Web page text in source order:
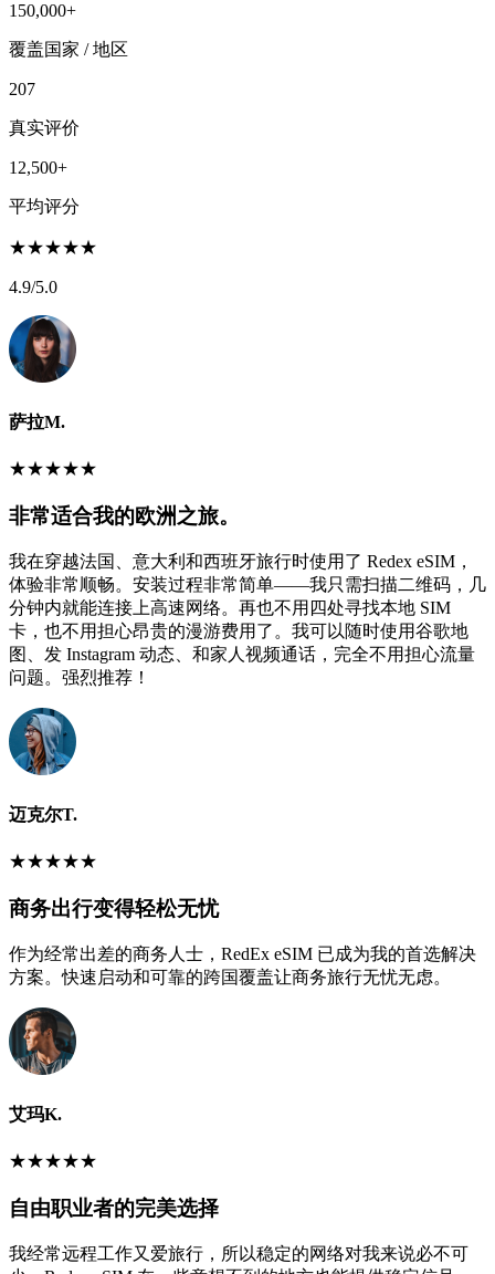
150,000+
覆盖国家 / 地区
207
真实评价
12,500+
平均评分
★★★★★
4.9/5.0
萨拉M.
★★★★★
非常适合我的欧洲之旅。
我在穿越法国、意大利和西班牙旅行时使用了 Redex eSIM，
体验非常顺畅。安装过程非常简单——我只需扫描二维码，几
分钟内就能连接上高速网络。再也不用四处寻找本地 SIM
卡，也不用担心昂贵的漫游费用了。我可以随时使用谷歌地
图、发 Instagram 动态、和家人视频通话，完全不用担心流量
问题。强烈推荐！
迈克尔T.
★★★★★
商务出行变得轻松无忧
作为经常出差的商务人士，RedEx eSIM 已成为我的首选解决
方案。快速启动和可靠的跨国覆盖让商务旅行无忧无虑。
艾玛K.
★★★★★
自由职业者的完美选择
我经常远程工作又爱旅行，所以稳定的网络对我来说必不可